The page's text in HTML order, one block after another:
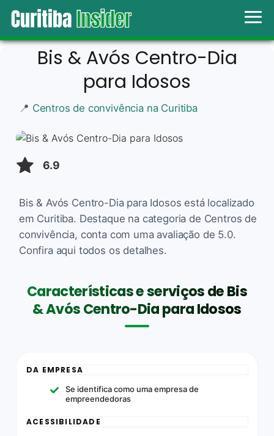
Bis & Avós Centro-Dia
para Idosos
📍 Centros de convivência na Curitiba
6.9
Bis & Avós Centro-Dia para Idosos está localizado
em Curitiba. Destaque na categoria de Centros de
convivência, conta com uma avaliação de 5.0.
Confira aqui todos os detalhes.
Características e serviços de Bis
& Avós Centro-Dia para Idosos
DA EMPRESA
Se identifica como uma empresa de
empreendedoras
ACESSIBILIDADE